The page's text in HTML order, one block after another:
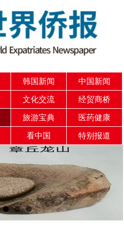
韩国新闻 中国新闻
文化交流 经贸商桥
旅游宝典 医药健康
看中国 特别报道